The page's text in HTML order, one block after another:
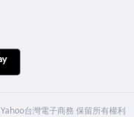
Yahoo台灣電子商務 保留所有權利